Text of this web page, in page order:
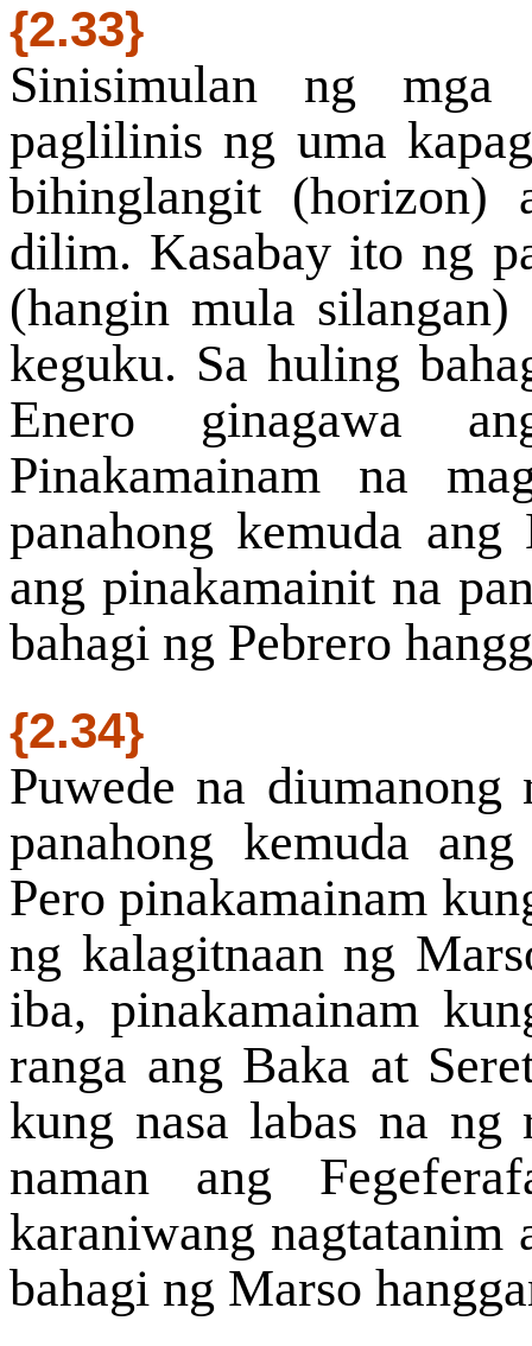
{2.33}
Sinisimulan ng mga
paglilinis ng uma
bihinglangit (horizon)
dilim. Kasabay ito ng
(hangin mula
keguku. Sa huling
Enero ginagawa
Pinakamainam na
panahong kemuda
ang pinakamainit na
bahagi ng Pebrero
{2.34}
Puwede na
panahong kemuda
Pero pinakamainam
ng kalagitnaan ng
iba, pinakamainam
ranga ang Baka at
kung nasa labas na ng
naman ang
karaniwang nagtatanim
bahagi ng Marso